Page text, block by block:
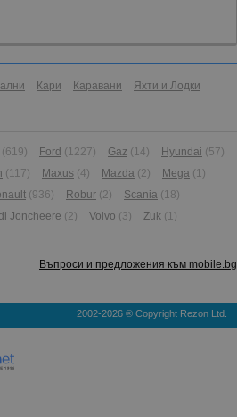
Кари Каравани
Яхти и Лодки
(619) Ford (1227) Gaz (14) Hyundai (57)
(117) Maxus (4) Mazda (2) Mega (1)
(936) Robur (2) Scania (18)
Joncheere (2) Volvo (3) Zuk (1)
Въпроси и предложения към mobile.bg
2002-2026 ® Copyright Rezon Ltd.